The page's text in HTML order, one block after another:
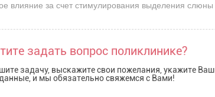
влияние за счет стимулирования выделения
задать вопрос поликлинике?
задачу, выскажите свои пожелания, укажите
данные, и мы обязательно свяжемся с Вами!